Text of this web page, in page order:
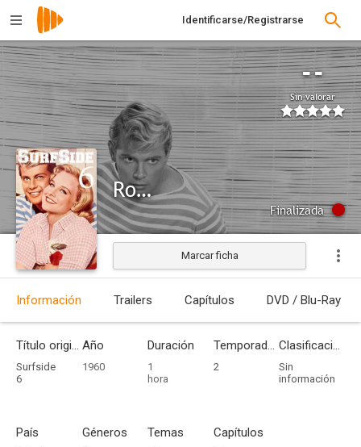
Identificarse/Registrarse
--
Sin valorar
Rompeolas
Finalizada
Marcar ficha
Información Trailers Capítulos DVD / Blu-Ray
Título original
Surfside
6
Año
1960
Duración
1
hora
Temporadas
2
Clasificación por edades
Sin
información
País Géneros Temas Capítulos